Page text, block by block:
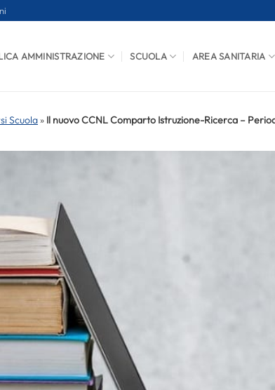
AMMINISTRAZIONE SCUOLA AREA SANITARIA
Scuola » Il nuovo CCNL Comparto Istruzione-Ricerca –